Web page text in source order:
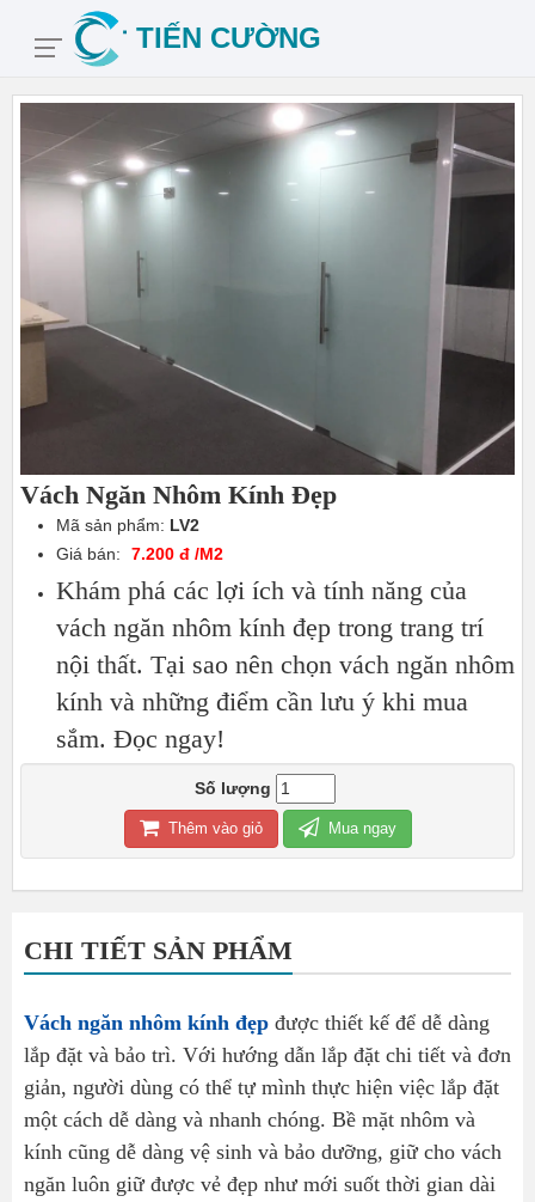
Vách Ngăn Nhôm Kính Đẹp
Mã sản phẩm: LV2
Giá bán:
7.200 đ /M2
Khám phá các lợi ích và tính năng của
vách ngăn nhôm kính đẹp trong trang trí
nội thất. Tại sao nên chọn vách ngăn nhôm
kính và những điểm cần lưu ý khi mua
sắm. Đọc ngay!
Số lượng
Thêm vào giỏ Mua ngay
CHI TIẾT SẢN PHẨM
Vách ngăn nhôm kính đẹp được thiết kế để dễ dàng
lắp đặt và bảo trì. Với hướng dẫn lắp đặt chi tiết và đơn
giản, người dùng có thể tự mình thực hiện việc lắp đặt
một cách dễ dàng và nhanh chóng. Bề mặt nhôm và
kính cũng dễ dàng vệ sinh và bảo dưỡng, giữ cho vách
ngăn luôn giữ được vẻ đẹp như mới suốt thời gian dài